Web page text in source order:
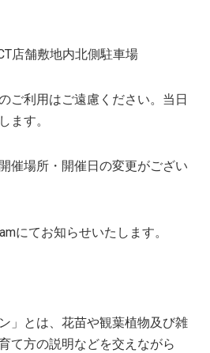
店舗敷地内北側駐車場
ご利用はご遠慮ください。当日
ます。
催場所・開催日の変更がござい
にてお知らせいたします。
」とは、花苗や観葉植物及び雑
て方の説明などを交えながら